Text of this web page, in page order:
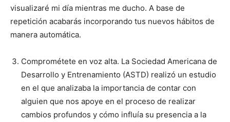
visualizaré mi día mientras me ducho. A base de
repetición acabarás incorporando tus nuevos hábitos de
manera automática.
Comprométete en voz alta. La Sociedad Americana de
Desarrollo y Entrenamiento (ASTD) realizó un estudio
en el que analizaba la importancia de contar con
alguien que nos apoye en el proceso de realizar
cambios profundos y cómo influía su presencia a la